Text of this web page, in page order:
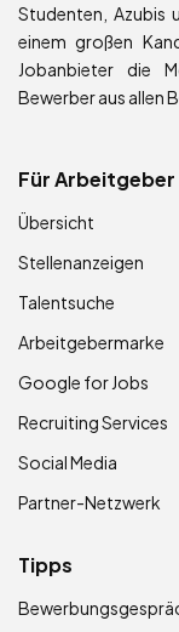
Studenten, Azubis
einem großen
Jobanbieter die
Bewerber aus allen
Für Arbeitgeber
Übersicht
Stellenanzeigen
Talentsuche
Arbeitgebermarke
Google for Jobs
Recruiting Services
Social Media
Partner-Netzwerk
Tipps